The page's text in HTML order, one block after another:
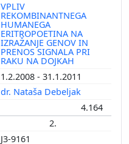
VPLIV
REKOMBINANTNEGA
HUMANEGA
ERITROPOETINA NA
IZRAŽANJE GENOV IN
PRENOS SIGNALA PRI
RAKU NA DOJKAH
1.2.2008 - 31.1.2011
dr. Nataša Debeljak
4.164
2.
J3-9161